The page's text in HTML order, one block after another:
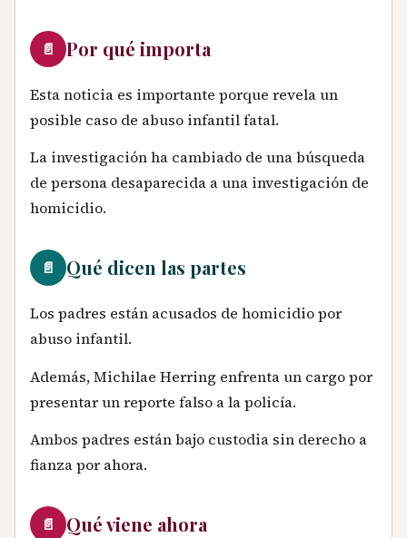
📄 Por qué importa
Esta noticia es importante porque revela un
posible caso de abuso infantil fatal.
La investigación ha cambiado de una búsqueda
de persona desaparecida a una investigación de
homicidio.
📄 Qué dicen las partes
Los padres están acusados de homicidio por
abuso infantil.
Además, Michilae Herring enfrenta un cargo por
presentar un reporte falso a la policía.
Ambos padres están bajo custodia sin derecho a
fianza por ahora.
📄 Qué viene ahora